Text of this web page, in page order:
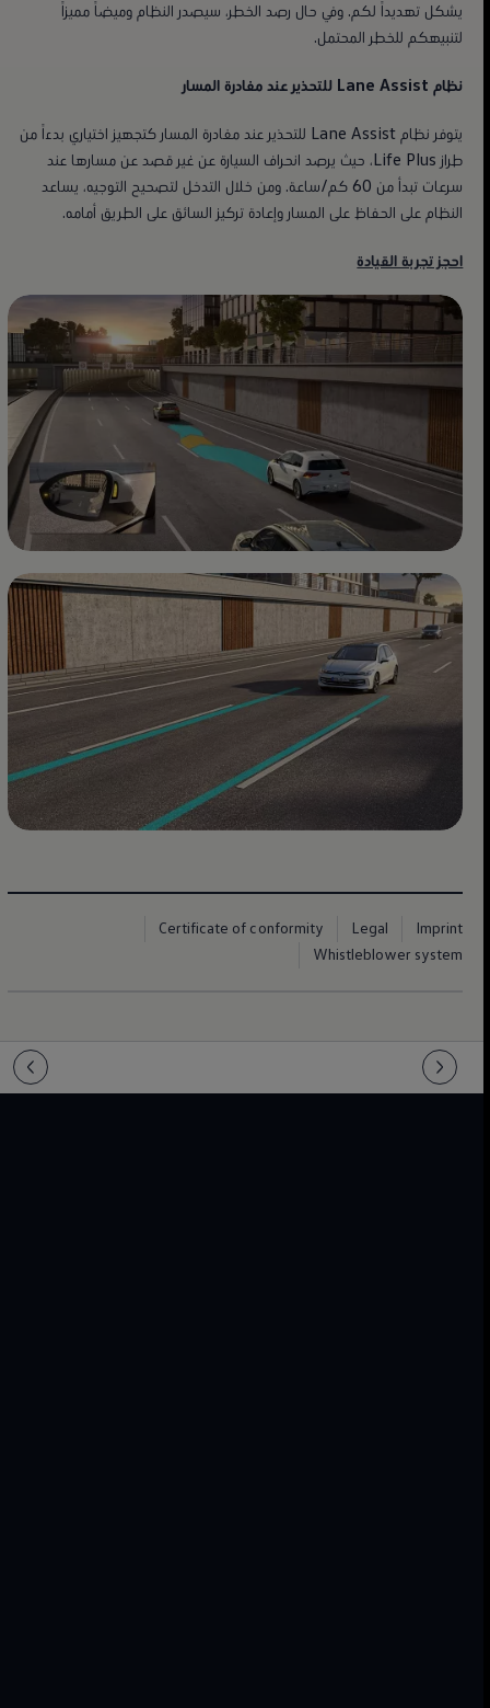
يشكل تهديداً لكم. وفي حال رصد الخطر، سيصدر النظام وميضاً مميزاً
لتنبيهكم للخطر المحتمل.
نظام Lane Assist للتحذير عند مغادرة المسار
يتوفر نظام Lane Assist للتحذير عند مغادرة المسار كتجهيز اختياري بدءاً من
طراز Life Plus، حيث يرصد انحراف السيارة عن غير قصد عن مسارها عند
سرعات تبدأ من 60 كم/ساعة. ومن خلال التدخل لتصحيح التوجيه، يساعد
النظام على الحفاظ على المسار وإعادة تركيز السائق على الطريق أمامه.
احجز تجربة القيادة
Imprint
Legal
Certificate of conformity
Whistleblower system